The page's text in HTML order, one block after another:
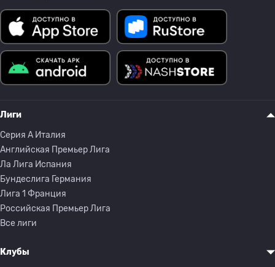
Лиги
Серия A Италия
Английская Премьер Лига
Ла Лига Испания
Бундеслига Германия
Лига 1 Франция
Российская Премьер Лига
Все лиги
Клубы